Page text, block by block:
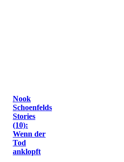
Nook
Schoenfelds
Stories
(10):
Wenn der
Tod
anklopft